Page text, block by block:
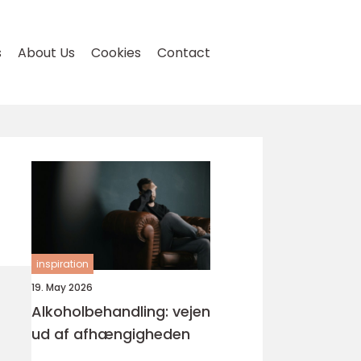
About Us Cookies Contact
inspiration
19. May 2026
Alkoholbehandling: vejen
ud af afhængigheden